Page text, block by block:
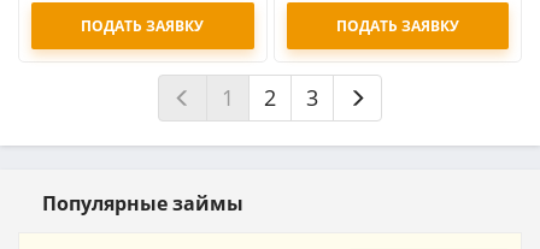
ПОДАТЬ ЗАЯВКУ ПОДАТЬ ЗАЯВКУ
1 2 3
Популярные займы